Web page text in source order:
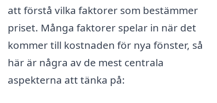
att förstå vilka faktorer som bestämmer
priset. Många faktorer spelar in när det
kommer till kostnaden för nya fönster, så
här är några av de mest centrala
aspekterna att tänka på: